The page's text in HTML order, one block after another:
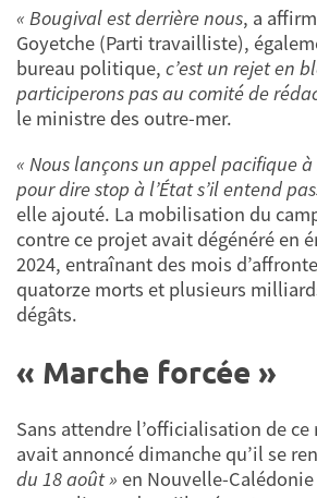
« Bougival est derrière nous, a
Goyetche (Parti travailliste),
bureau politique, c’est un rejet en
participerons pas au comité de
le ministre des outre-mer.
« Nous lançons un appel pacifique à
pour dire stop à l’État s’il entend
elle ajouté. La mobilisation du
contre ce projet avait dégénéré en
2024, entraînant des mois
quatorze morts et plusieurs
dégâts.
« Marche forcée »
Sans attendre l’officialisation de ce
avait annoncé dimanche qu’il se
du 18 août » en Nouvelle-